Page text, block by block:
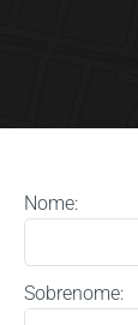
Nome:
Sobrenome: